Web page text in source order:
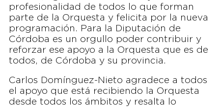
profesionalidad de todos lo que forman
parte de la Orquesta y felicita por la nueva
programación. Para la Diputación de
Córdoba es un orgullo poder contribuir y
reforzar ese apoyo a la Orquesta que es de
todos, de Córdoba y su provincia.
Carlos Domínguez-Nieto agradece a todos
el apoyo que está recibiendo la Orquesta
desde todos los ámbitos y resalta lo